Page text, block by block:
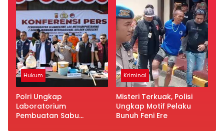
Hukum
Polri Ungkap
Laboratorium
Pembuatan Sabu
Kriminal
Misteri Terkuak, Polisi
Ungkap Motif Pelaku
Bunuh Feni Ere